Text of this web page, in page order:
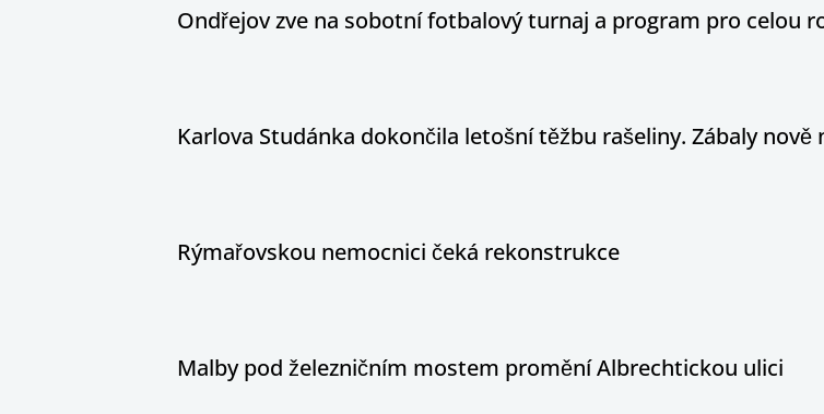
Ondřejov zve na sobotní fotbalový turnaj a program pro celou
Karlova Studánka dokončila letošní těžbu rašeliny. Zábaly
Rýmařovskou nemocnici čeká rekonstrukce
Malby pod železničním mostem promění Albrechtickou ulici